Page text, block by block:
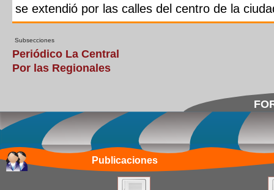
se extendió por las calles del centro de la
Subsecciones
Periódico La Central
Por las Regionales
Publicaciones